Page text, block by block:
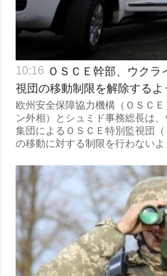
10:16 ＯＳＣＥ幹部、ウク
視団の移動制限を解除するよ
欧州安全保障協力機構（ＯＳＣ
ン外相）とシュミド事務総長は
集団によるＯＳＣＥ特別監視団
の移動に対する制限を行わないよ